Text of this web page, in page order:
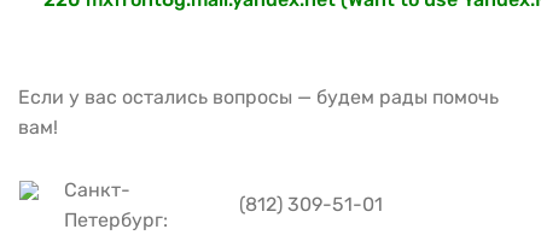
Если у вас остались вопросы — будем рады помочь
вам!
Санкт-
Петербург:
(812) 309-51-01